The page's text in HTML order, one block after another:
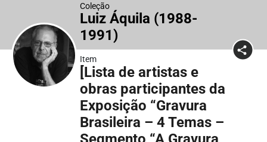
Coleção
Luiz Áquila (1988-
1991)
Item
[Lista de artistas e
obras participantes da
Exposição “Gravura
Brasileira – 4 Temas –